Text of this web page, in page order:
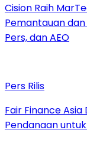
Cision Raih
Pemantauan dan
Pers, dan AEO
Pers Rilis
Fair Finance
Pendanaan